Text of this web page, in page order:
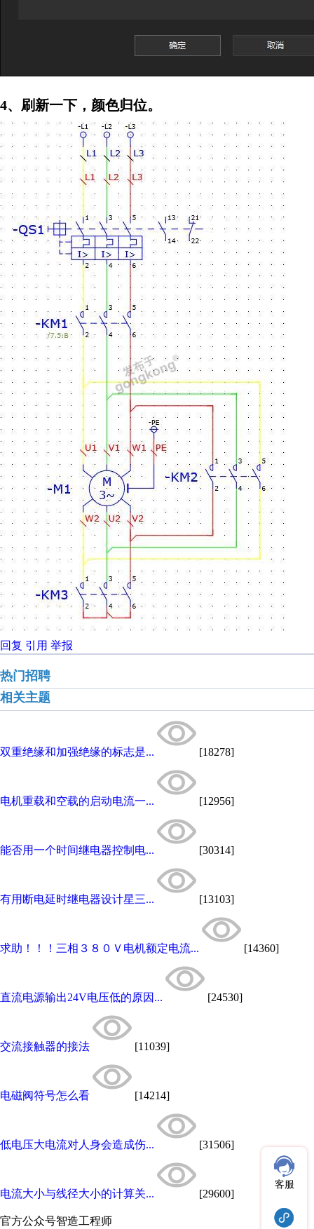
4、刷新一下，颜色归位。
回复 引用 举报
热门招聘
相关主题
双重绝缘和加强绝缘的标志是... [18278]
电机重载和空载的启动电流一... [12956]
能否用一个时间继电器控制电... [30314]
有用断电延时继电器设计星三... [13103]
求助！！！三相３８０Ｖ电机额定电流... [14360]
直流电源输出24V电压低的原因... [24530]
交流接触器的接法 [11039]
电磁阀符号怎么看 [14214]
低电压大电流对人身会造成伤... [31506]
电流大小与线径大小的计算关... [29600]
官方公众号智造工程师
客服